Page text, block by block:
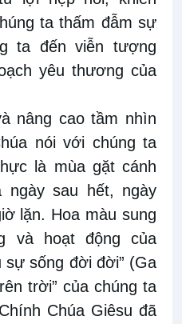
ta thấm đẫm sự
ta đến viễn tượng
yêu thương của
nâng cao tầm nhìn
nói với chúng ta
là mùa gặt cánh
ngày sau hết, ngày
lặn. Hoa màu sung
và hoạt động của
sự sống đời đời” (Ga
trời” của chúng ta
Chúa Giêsu đã